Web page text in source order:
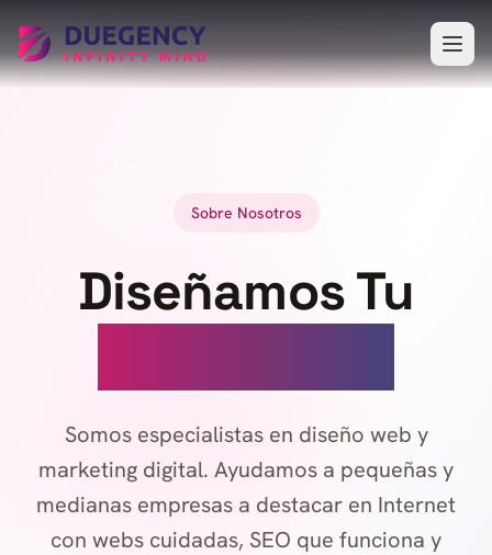
Sobre Nosotros
Diseñamos Tu
Somos especialistas en diseño web y
marketing digital. Ayudamos a pequeñas y
medianas empresas a destacar en Internet
con webs cuidadas, SEO que funciona y